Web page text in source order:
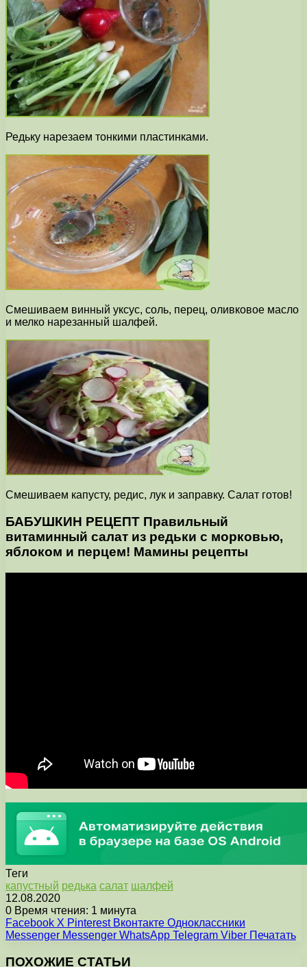
Редьку нарезаем тонкими пластинками.
Смешиваем винный уксус, соль, перец, оливковое масло
и мелко нарезанный шалфей.
Смешиваем капусту, редис, лук и заправку. Салат готов!
БАБУШКИН РЕЦЕПТ Правильный
витаминный салат из редьки с морковью,
яблоком и перцем! Мамины рецепты
Теги
капустный редька салат шалфей
12.08.2020
0 Время чтения: 1 минута
Facebook X Pinterest Вконтакте Одноклассники
Messenger Messenger WhatsApp Telegram Viber Печатать
ПОХОЖИЕ СТАТЬИ